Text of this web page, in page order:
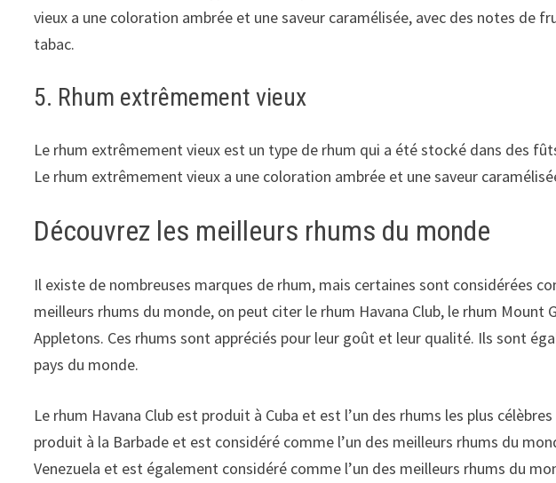
vieux a une coloration ambrée et une saveur caramélisée, avec des notes de
tabac.
5. Rhum extrêmement vieux
Le rhum extrêmement vieux est un type de rhum qui a été stocké dans des
Le rhum extrêmement vieux a une coloration ambrée et une saveur
Découvrez les meilleurs rhums du monde
Il existe de nombreuses marques de rhum, mais certaines sont considérées
meilleurs rhums du monde, on peut citer le rhum Havana Club, le rhum Mount
Appletons. Ces rhums sont appréciés pour leur goût et leur qualité. Ils sont
pays du monde.
Le rhum Havana Club est produit à Cuba et est l’un des rhums les plus
produit à la Barbade et est considéré comme l’un des meilleurs rhums du
Venezuela et est également considéré comme l’un des meilleurs rhums du